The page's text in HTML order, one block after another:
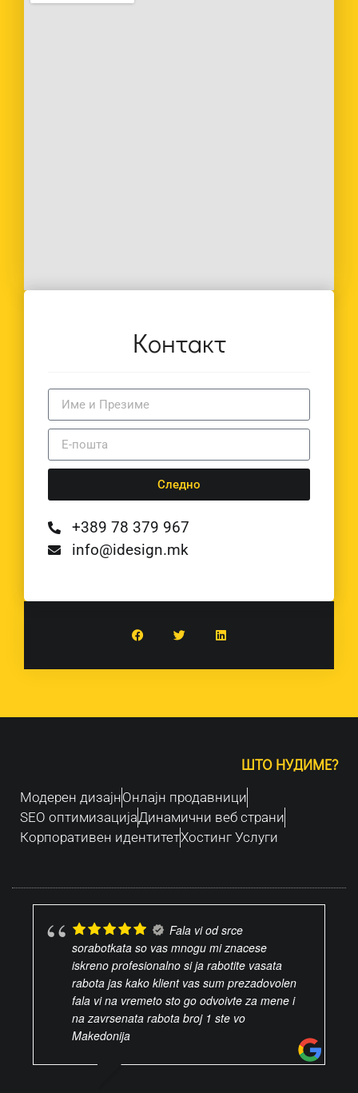
Контакт
Следно
+389 78 379 967
info@idesign.mk
ШТО НУДИМЕ?
Модерен дизајнOнлајн продавници
SEO оптимизацијаДинамични веб страни
Корпоративен идентитетХостинг Услуги
Fala vi od srce
sorabotkata so vas mnogu mi znacese
iskreno profesionalno si ja rabotite vasata
rabota jas kako klient vas sum prezadovolen
fala vi na vremeto sto go odvoivte za mene i
na zavrsenata rabota broj 1 ste vo
Makedonija